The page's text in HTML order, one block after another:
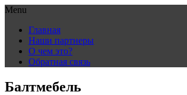
Menu
content
Главная
Наши партнеры
О чем это?
Обратная связь
Балтмебель